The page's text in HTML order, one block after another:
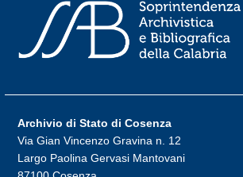
Archivio di Stato di Cosenza
Via Gian Vincenzo Gravina n. 12
Largo Paolina Gervasi Mantovani